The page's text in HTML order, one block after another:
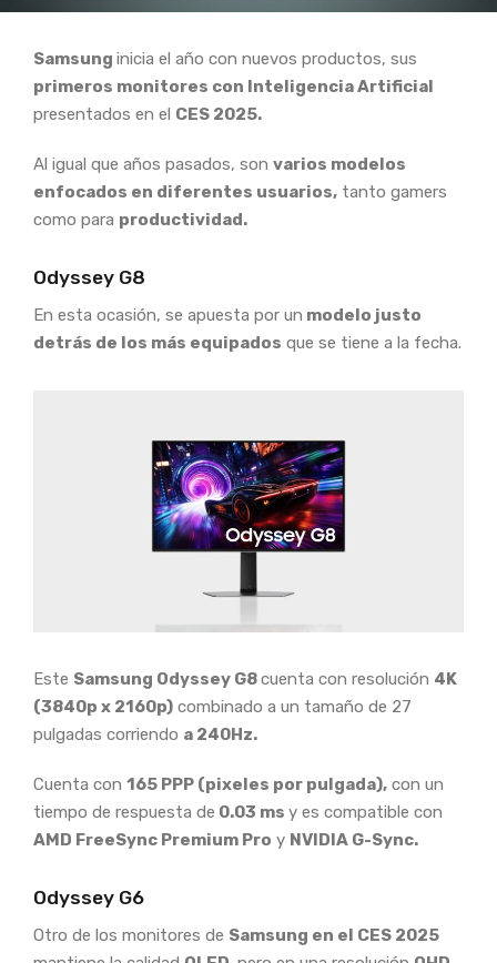
Samsung inicia el año con nuevos productos, sus
primeros monitores con Inteligencia Artificial
presentados en el CES 2025.
Al igual que años pasados, son varios modelos
enfocados en diferentes usuarios, tanto gamers
como para productividad.
Odyssey G8
En esta ocasión, se apuesta por un modelo justo
detrás de los más equipados que se tiene a la fecha.
Este Samsung Odyssey G8cuenta con resolución 4K
(3840p x 2160p) combinado a un tamaño de 27
pulgadas corriendo a 240Hz.
Cuenta con 165 PPP (pixeles por pulgada), con un
tiempo de respuesta de 0.03 ms y es compatible con
AMD FreeSync Premium Pro y NVIDIA G-Sync.
Odyssey G6
Otro de los monitores de Samsung en el CES 2025